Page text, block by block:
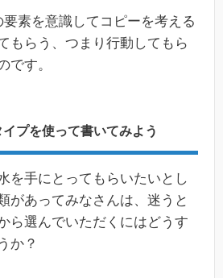
素を意識してコピーを考える
もらう、つまり行動してもら
です。
プを使って書いてみよう
を手にとってもらいたいとし
があってみなさんは、迷うと
ら選んでいただくにはどうす
か？